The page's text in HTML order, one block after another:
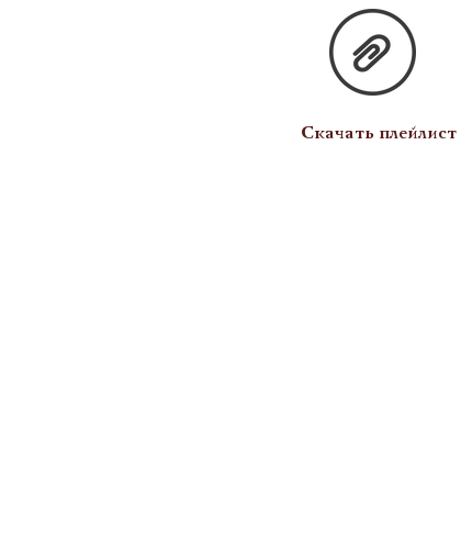
Скачать плейлист